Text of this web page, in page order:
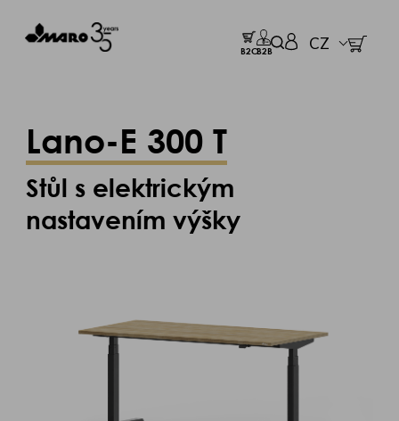
B2CB2B CZ
Lano-E 300 T
Stůl s elektrickým
nastavením výšky